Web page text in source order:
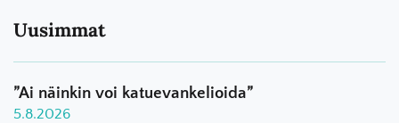
Uusimmat
”Ai näinkin voi katuevankelioida”
5.8.2026